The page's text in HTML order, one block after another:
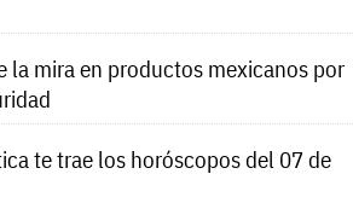
la mira en productos mexicanos por
te trae los horóscopos del 07 de